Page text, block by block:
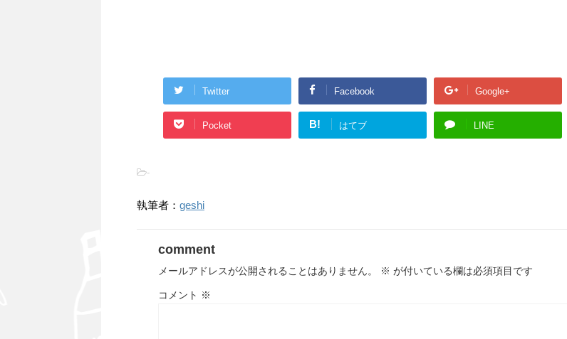
Twitter Facebook Google+
Pocket B! はてブ LINE
-
執筆者： geshi
comment
メールアドレスが公開されることはありません。 ※ が付いている欄は必須項目です
コメント ※